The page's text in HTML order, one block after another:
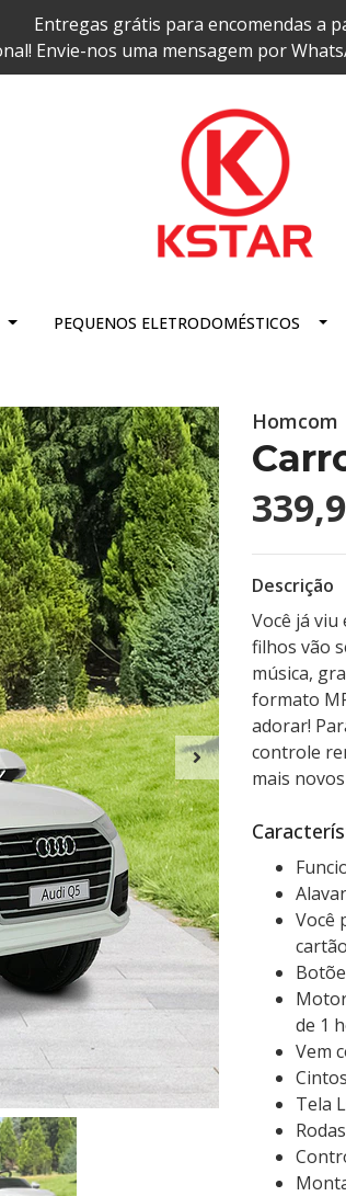
Entregas grátis para encomendas a
Envie-nos uma mensagem por
PEQUENOS ELETRODOMÉSTICOS
Homcom
Descrição
Você já
filhos vão
música,
formato
adorar!
controle
mais
Você
de 1
Vem
Tela